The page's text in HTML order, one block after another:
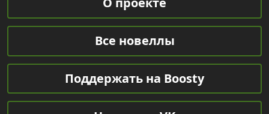
Все новеллы
Поддержать на Boosty